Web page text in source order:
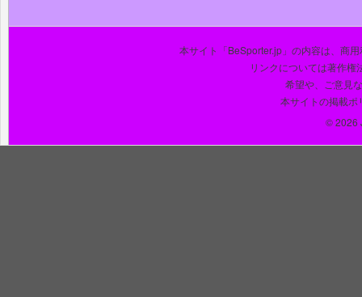
本サイト「BeSporter.jp」の内容は、商
リンクについては著作権
希望や、ご意見
本サイトの掲載ポ
© 2026